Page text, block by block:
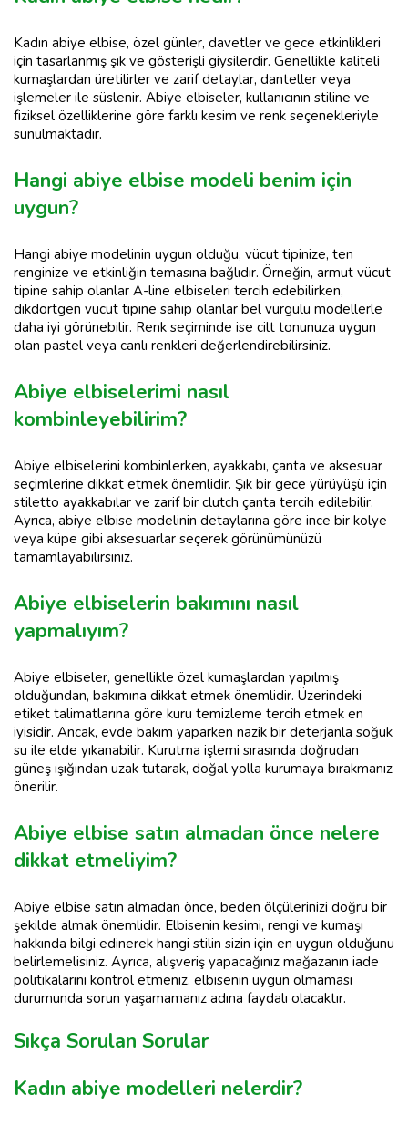
Kadın abiye elbise, özel günler, davetler ve gece etkinlikleri
için tasarlanmış şık ve gösterişli giysilerdir. Genellikle kaliteli
kumaşlardan üretilirler ve zarif detaylar, danteller veya
işlemeler ile süslenir. Abiye elbiseler, kullanıcının stiline ve
fiziksel özelliklerine göre farklı kesim ve renk seçenekleriyle
sunulmaktadır.
Hangi abiye elbise modeli benim için
uygun?
Hangi abiye modelinin uygun olduğu, vücut tipinize, ten
renginize ve etkinliğin temasına bağlıdır. Örneğin, armut vücut
tipine sahip olanlar A-line elbiseleri tercih edebilirken,
dikdörtgen vücut tipine sahip olanlar bel vurgulu modellerle
daha iyi görünebilir. Renk seçiminde ise cilt tonunuza uygun
olan pastel veya canlı renkleri değerlendirebilirsiniz.
Abiye elbiselerimi nasıl
kombinleyebilirim?
Abiye elbiselerini kombinlerken, ayakkabı, çanta ve aksesuar
seçimlerine dikkat etmek önemlidir. Şık bir gece yürüyüşü için
stiletto ayakkabılar ve zarif bir clutch çanta tercih edilebilir.
Ayrıca, abiye elbise modelinin detaylarına göre ince bir kolye
veya küpe gibi aksesuarlar seçerek görünümünüzü
tamamlayabilirsiniz.
Abiye elbiselerin bakımını nasıl
yapmalıyım?
Abiye elbiseler, genellikle özel kumaşlardan yapılmış
olduğundan, bakımına dikkat etmek önemlidir. Üzerindeki
etiket talimatlarına göre kuru temizleme tercih etmek en
iyisidir. Ancak, evde bakım yaparken nazik bir deterjanla soğuk
su ile elde yıkanabilir. Kurutma işlemi sırasında doğrudan
güneş ışığından uzak tutarak, doğal yolla kurumaya bırakmanız
önerilir.
Abiye elbise satın almadan önce nelere
dikkat etmeliyim?
Abiye elbise satın almadan önce, beden ölçülerinizi doğru bir
şekilde almak önemlidir. Elbisenin kesimi, rengi ve kumaşı
hakkında bilgi edinerek hangi stilin sizin için en uygun olduğunu
belirlemelisiniz. Ayrıca, alışveriş yapacağınız mağazanın iade
politikalarını kontrol etmeniz, elbisenin uygun olmaması
durumunda sorun yaşamamanız adına faydalı olacaktır.
Sıkça Sorulan Sorular
Kadın abiye modelleri nelerdir?